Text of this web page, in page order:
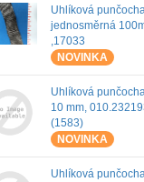
Uhlíková
jednosměrná
,17033
NOVINKA
Uhlíková
10 mm,
(1583)
NOVINKA
Uhlíková